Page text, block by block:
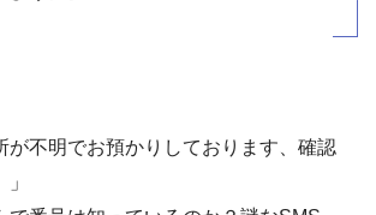
が不明でお預かりしております、確認